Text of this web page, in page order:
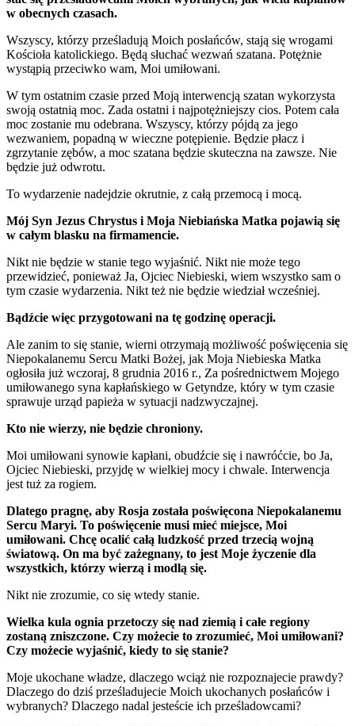
w obecnych czasach.
Wszyscy, którzy prześladują Moich posłańców, stają się wrogami
Kościoła katolickiego. Będą słuchać wezwań szatana. Potężnie
wystąpią przeciwko wam, Moi umiłowani.
W tym ostatnim czasie przed Moją interwencją szatan wykorzysta
swoją ostatnią moc. Zada ostatni i najpotężniejszy cios. Potem cała
moc zostanie mu odebrana. Wszyscy, którzy pójdą za jego
wezwaniem, popadną w wieczne potępienie. Będzie płacz i
zgrzytanie zębów, a moc szatana będzie skuteczna na zawsze. Nie
będzie już odwrotu.
To wydarzenie nadejdzie okrutnie, z całą przemocą i mocą.
Mój Syn Jezus Chrystus i Moja Niebiańska Matka pojawią się
w całym blasku na firmamencie.
Nikt nie będzie w stanie tego wyjaśnić. Nikt nie może tego
przewidzieć, ponieważ Ja, Ojciec Niebieski, wiem wszystko sam o
tym czasie wydarzenia. Nikt też nie będzie wiedział wcześniej.
Bądźcie więc przygotowani na tę godzinę operacji.
Ale zanim to się stanie, wierni otrzymają możliwość poświęcenia się
Niepokalanemu Sercu Matki Bożej, jak Moja Niebieska Matka
ogłosiła już wczoraj, 8 grudnia 2016 r., Za pośrednictwem Mojego
umiłowanego syna kapłańskiego w Getyndze, który w tym czasie
sprawuje urząd papieża w sytuacji nadzwyczajnej.
Kto nie wierzy, nie będzie chroniony.
Moi umiłowani synowie kapłani, obudźcie się i nawróćcie, bo Ja,
Ojciec Niebieski, przyjdę w wielkiej mocy i chwale. Interwencja
jest tuż za rogiem.
Dlatego pragnę, aby Rosja została poświęcona Niepokalanemu
Sercu Maryi. To poświęcenie musi mieć miejsce, Moi
umiłowani. Chcę ocalić całą ludzkość przed trzecią wojną
światową. On ma być zażegnany, to jest Moje życzenie dla
wszystkich, którzy wierzą i modlą się.
Nikt nie zrozumie, co się wtedy stanie.
Wielka kula ognia przetoczy się nad ziemią i całe regiony
zostaną zniszczone. Czy możecie to zrozumieć, Moi umiłowani?
Czy możecie wyjaśnić, kiedy to się stanie?
Moje ukochane władze, dlaczego wciąż nie rozpoznajecie prawdy?
Dlaczego do dziś prześladujecie Moich ukochanych posłańców i
wybranych? Dlaczego nadal jesteście ich prześladowcami?